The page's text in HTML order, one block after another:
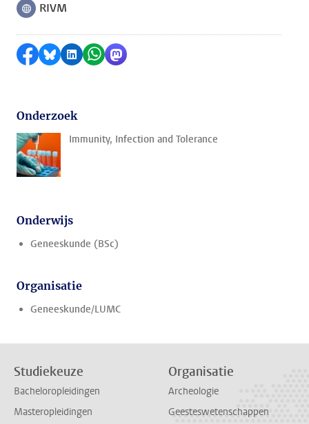
Volg ons op
RIVM
Delen op Facebook
Delen via Bluesky
Delen op LinkedIn
Delen via WhatsApp
Delen via Mastodon
Onderzoek
Immunity, Infection and Tolerance
Onderwijs
Geneeskunde (BSc)
Organisatie
Geneeskunde/LUMC
Studiekeuze
Bacheloropleidingen
Masteropleidingen
Organisatie
Archeologie
Geesteswetenschappen